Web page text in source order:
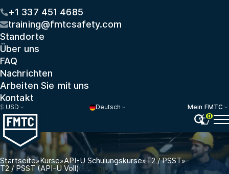
+1 337 451 4685
training@fmtcsafety.com
Standorte
Über uns
FAQ
Nachrichten
Arbeiten Sie mit uns
Kontakt
$ USD Deutsch
Mein FMTC
0
Startseite»Kurse»API-U Schulungskurse»T2 / PSST»
T2 / PSST (API-U Voll)